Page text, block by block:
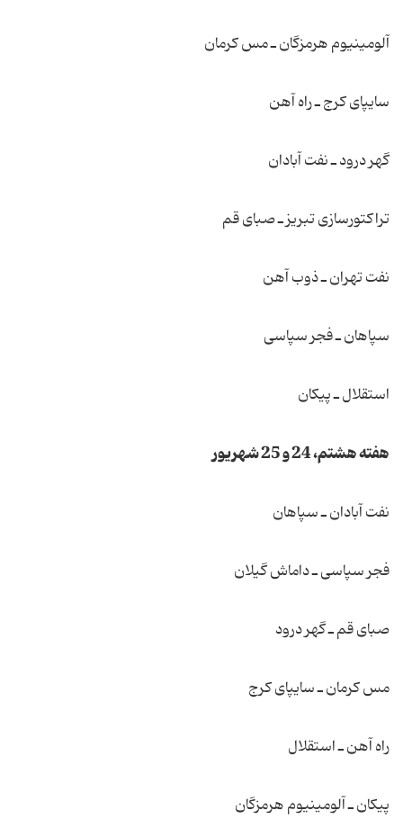
آلومینیوم هرمزگان ـ مس كرمان
سایپای كرج ـ راه آهن
گهر درود ـ نفت آبادان
تراكتورسازی تبریز ـ صبای قم
نفت تهران ـ ذوب آهن
سپاهان ـ فجر سپاسی
استقلال ـ پیكان
هفته هشتم، 24 و 25 شهریور
نفت آبادان ـ سپاهان
فجر سپاسی ـ داماش گیلان
صبای قم ـ گهر درود
مس كرمان ـ سایپای كرج
راه آهن ـ استقلال
پیكان ـ آلومینیوم هرمزگان